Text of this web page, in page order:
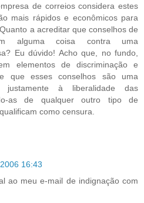
de correios considera estes
mais rápidos e econômicos para
a acreditar que conselhos de
alguma coisa contra uma
Eu dúvido! Acho que, no fundo,
elementos de discriminação e
que esses conselhos são uma
à liberalidade das
as de qualquer outro tipo de
como censura.
16:43
ao meu e-mail de indignação com